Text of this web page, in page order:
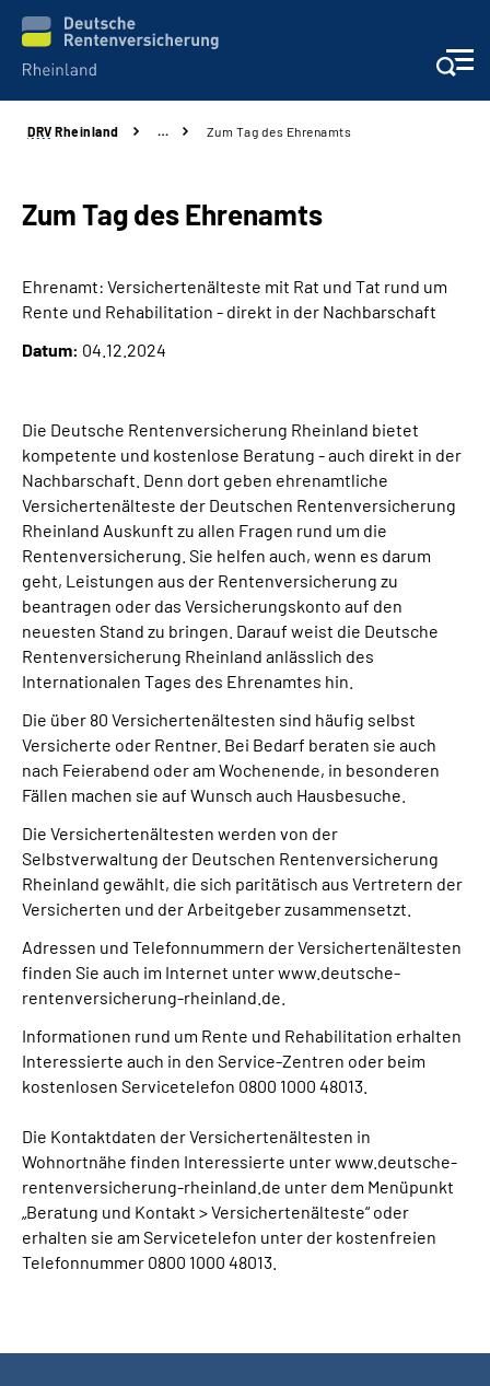
Aktuelles
Beratung und Kontakt
Über uns
Presse
Inhalte in Gebärdensprache (DGS)
Leichte Sprache
Suche
Mein Kundenportal
DRV Rheinland … Zum Tag des Ehrenamts
Zum Tag des Ehrenamts
Ehrenamt: Versichertenälteste mit Rat und Tat rund um
Rente und Rehabilitation - direkt in der Nachbarschaft
Datum: 04.12.2024
Die Deutsche Rentenversicherung Rheinland bietet
kompetente und kostenlose Beratung - auch direkt in der
Nachbarschaft. Denn dort geben ehrenamtliche
Versichertenälteste der Deutschen Rentenversicherung
Rheinland Auskunft zu allen Fragen rund um die
Rentenversicherung. Sie helfen auch, wenn es darum
geht, Leistungen aus der Rentenversicherung zu
beantragen oder das Versicherungskonto auf den
neuesten Stand zu bringen. Darauf weist die Deutsche
Rentenversicherung Rheinland anlässlich des
Internationalen Tages des Ehrenamtes hin.
Die über 80 Versichertenältesten sind häufig selbst
Versicherte oder Rentner. Bei Bedarf beraten sie auch
nach Feierabend oder am Wochenende, in besonderen
Fällen machen sie auf Wunsch auch Hausbesuche.
Die Versichertenältesten werden von der
Selbstverwaltung der Deutschen Rentenversicherung
Rheinland gewählt, die sich paritätisch aus Vertretern der
Versicherten und der Arbeitgeber zusammensetzt.
Adressen und Telefonnummern der Versichertenältesten
finden Sie auch im Internet unter www.deutsche-
rentenversicherung-rheinland.de.
Informationen rund um Rente und Rehabilitation erhalten
Interessierte auch in den Service-Zentren oder beim
kostenlosen Servicetelefon 0800 1000 48013.
Die Kontaktdaten der Versichertenältesten in
Wohnortnähe finden Interessierte unter www.deutsche-
rentenversicherung-rheinland.de unter dem Menüpunkt
„Beratung und Kontakt > Versichertenälteste“ oder
erhalten sie am Servicetelefon unter der kostenfreien
Telefonnummer 0800 1000 48013.